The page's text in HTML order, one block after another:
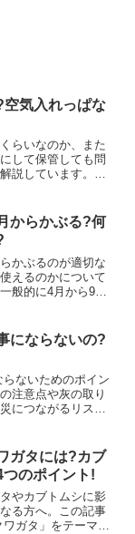
気入れっぱな
らいなのか、また
して保管しても問
説しています。使
命」が気になる方
します。
からかぶる?何
かぶるのが適切な
えるのかについて
般的に4月から9月
ることが大切で
わら帽子の使用時
イントを分かりや
「麦わら帽子 何月
方に役立つ内容で
にならないの?
ないためのポイン
注意点や灰の取り
につながるリスク
て詳しく紹介して
つ効果的に蚊を避
ガタには?カブ
つのポイント!
やカブトムシに影
る方へ。この記事
ガタ」をテーマ